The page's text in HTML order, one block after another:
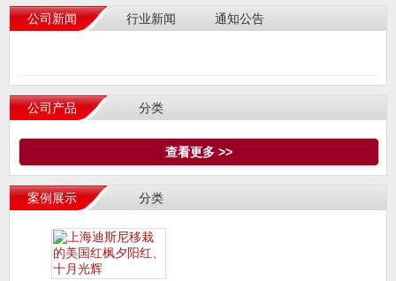
公司新闻 行业新闻 通知公告
公司产品 分类
查看更多 >>
案例展示 分类